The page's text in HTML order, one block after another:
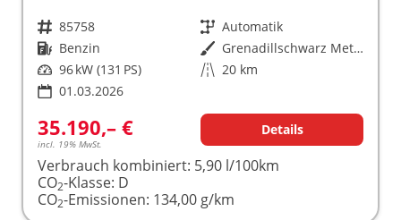
Fahrzeugnr. 85758 Getriebe Automatik
Kraftstoff Benzin Außenfarbe
Grenadillschwarz Metallic (0E)
Leistung 96 kW (131 PS) Kilometerstand 20 km
01.03.2026
35.190,– €
incl. 19% MwSt.
Details
Verbrauch kombiniert: 5,90 l/100km
CO2-Klasse: D
CO2-Emissionen: 134,00 g/km